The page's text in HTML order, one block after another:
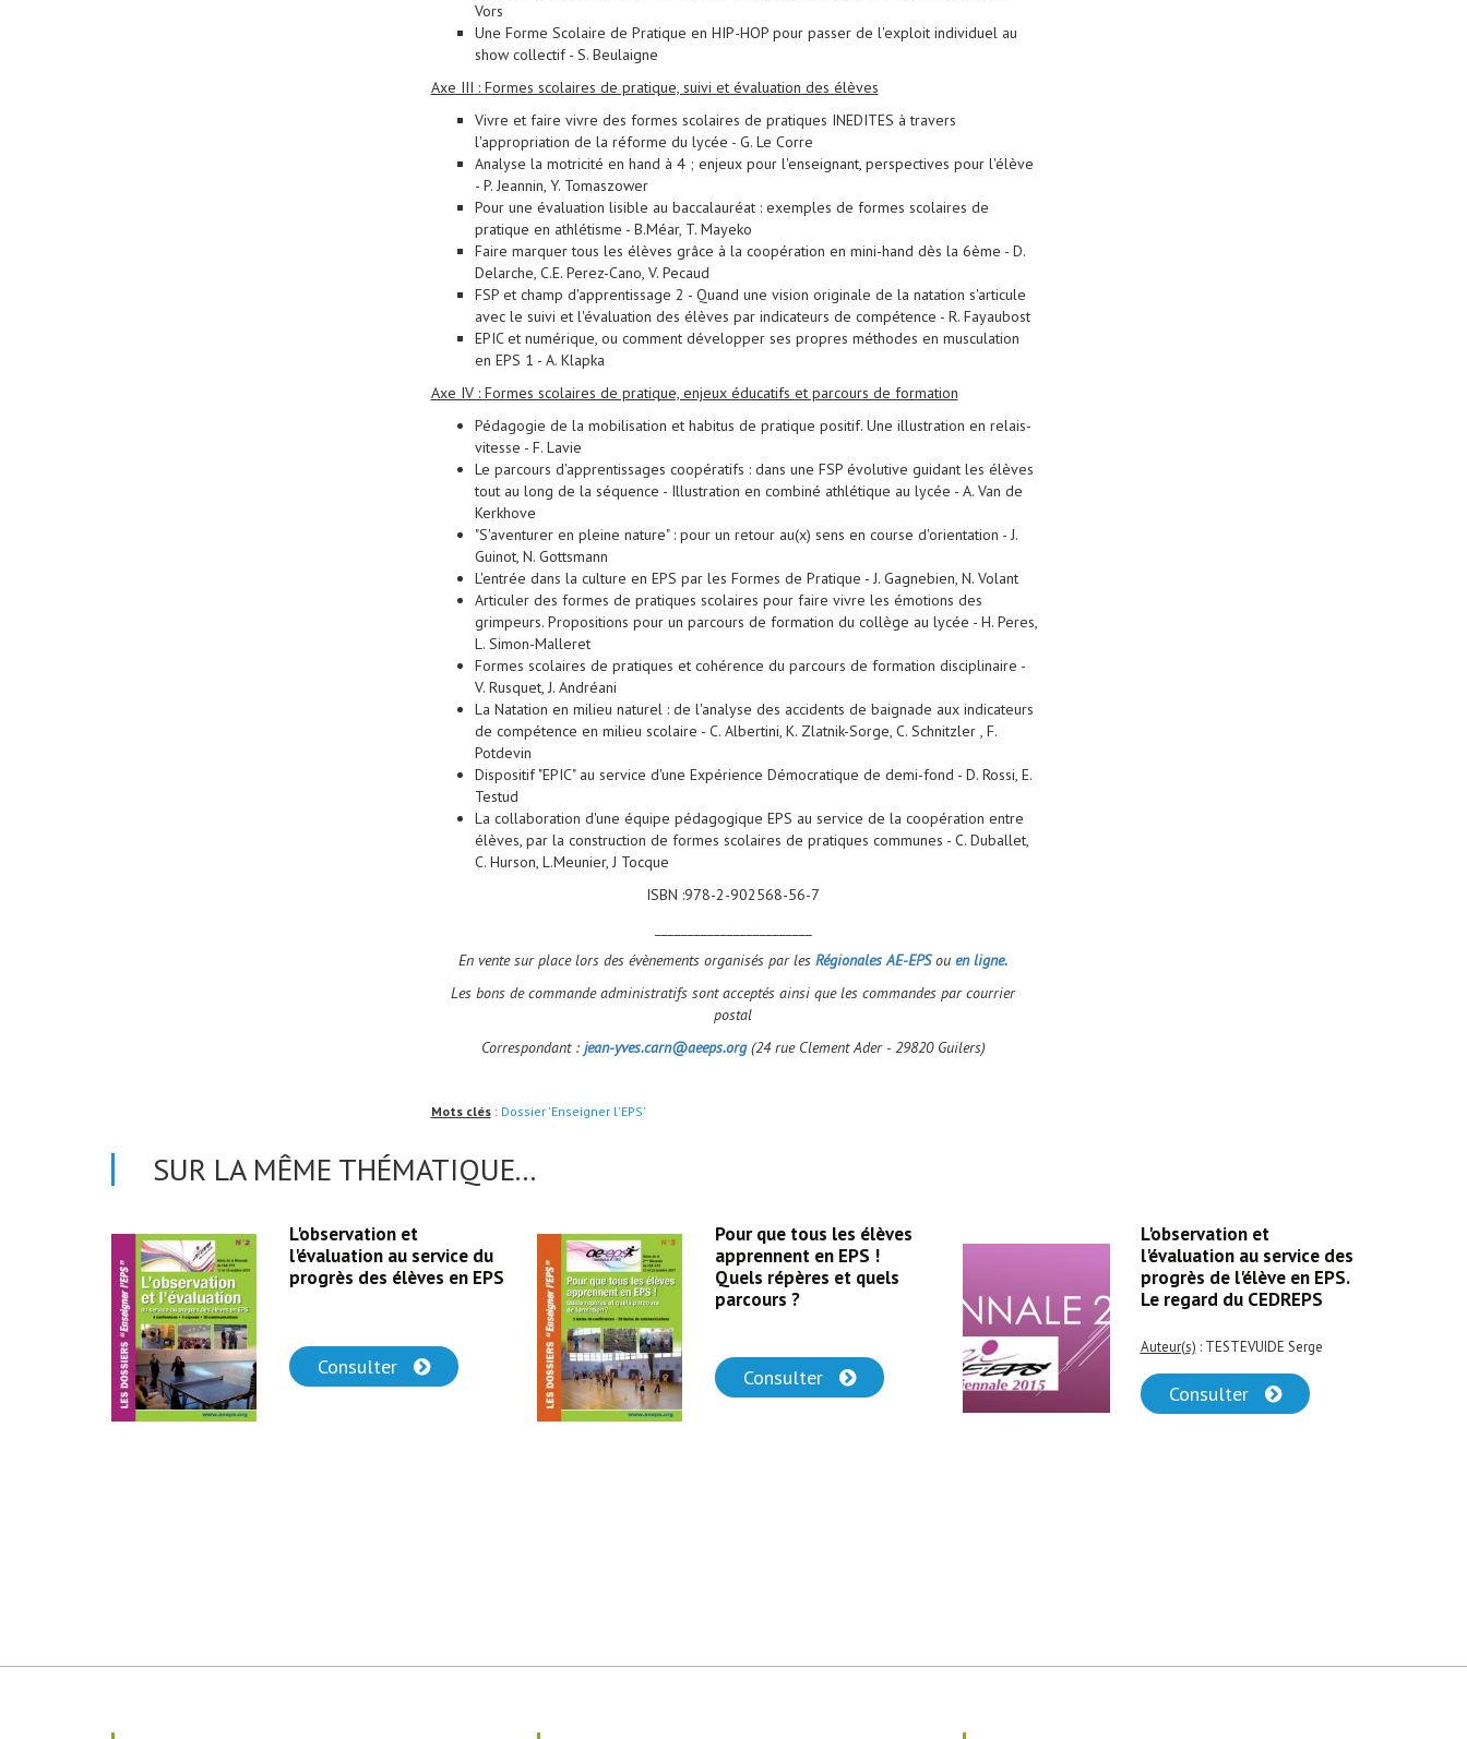
Vors
Une Forme Scolaire de Pratique en HIP-HOP pour passer de l'exploit individuel au
show collectif - S. Beulaigne
Axe III : Formes scolaires de pratique, suivi et évaluation des élèves
Vivre et faire vivre des formes scolaires de pratiques INEDITES à travers
l'appropriation de la réforme du lycée - G. Le Corre
Analyse la motricité en hand à 4 ; enjeux pour l'enseignant, perspectives pour l'élève
- P. Jeannin, Y. Tomaszower
Pour une évaluation lisible au baccalauréat : exemples de formes scolaires de
pratique en athlétisme - B.Méar, T. Mayeko
Faire marquer tous les élèves grâce à la coopération en mini-hand dès la 6ème - D.
Delarche, C.E. Perez-Cano, V. Pecaud
FSP et champ d'apprentissage 2 - Quand une vision originale de la natation s'articule
avec le suivi et l'évaluation des élèves par indicateurs de compétence - R. Fayaubost
EPIC et numérique, ou comment développer ses propres méthodes en musculation
en EPS 1 - A. Klapka
Axe IV : Formes scolaires de pratique, enjeux éducatifs et parcours de formation
Pédagogie de la mobilisation et habitus de pratique positif. Une illustration en relais-
vitesse - F. Lavie
Le parcours d'apprentissages coopératifs : dans une FSP évolutive guidant les élèves
tout au long de la séquence - Illustration en combiné athlétique au lycée - A. Van de
Kerkhove
"S'aventurer en pleine nature" : pour un retour au(x) sens en course d'orientation - J.
Guinot, N. Gottsmann
L'entrée dans la culture en EPS par les Formes de Pratique - J. Gagnebien, N. Volant
Articuler des formes de pratiques scolaires pour faire vivre les émotions des
grimpeurs. Propositions pour un parcours de formation du collège au lycée - H. Peres,
L. Simon-Malleret
Formes scolaires de pratiques et cohérence du parcours de formation disciplinaire -
V. Rusquet, J. Andréani
La Natation en milieu naturel : de l'analyse des accidents de baignade aux indicateurs
de compétence en milieu scolaire - C. Albertini, K. Zlatnik-Sorge, C. Schnitzler , F.
Potdevin
Dispositif "EPIC" au service d'une Expérience Démocratique de demi-fond - D. Rossi, E.
Testud
La collaboration d'une équipe pédagogique EPS au service de la coopération entre
élèves, par la construction de formes scolaires de pratiques communes - C. Duballet,
C. Hurson, L.Meunier, J Tocque
ISBN :978-2-902568-56-7
En vente sur place lors des évènements organisés par lesRégionales AE-EPSouen ligne.
Les bons de commande administratifs sont acceptés ainsi que les commandes par courrier
postal
Correspondant : jean-yves.carn@aeeps.org(24 rue Clement Ader - 29820 Guilers)
Mots clés: Dossier 'Enseigner l'EPS'
SUR LA MÊME THÉMATIQUE...
L'observation et
l'évaluation au service du
progrès des élèves en EPS
Consulter
Pour que tous les élèves
apprennent en EPS !
Quels répères et quels
parcours ?
Consulter
L'observation et
l'évaluation au service des
progrès de l'élève en EPS.
Le regard du CEDREPS
Auteur(s) : TESTEVUIDE Serge
Consulter